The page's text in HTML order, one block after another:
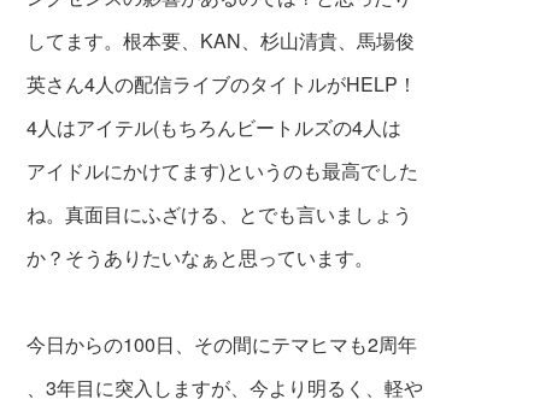
してます。根本要、KAN、杉山清貴、馬場俊
英さん4人の配信ライブのタイトルがHELP！
4人はアイテル(もちろんビートルズの4人は
アイドルにかけてます)というのも最高でした
ね。真面目にふざける、とでも言いましょう
か？そうありたいなぁと思っています。
今日からの100日、その間にテマヒマも2周年
、3年目に突入しますが、今より明るく、軽や